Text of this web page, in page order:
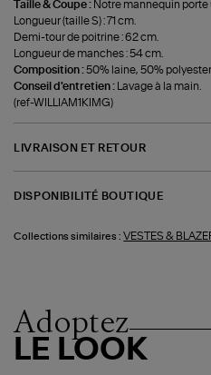
Taille & Coupe : Notre mannequin porte
Longueur (taille S) : 71 cm.
Demi-tour de poitrine : 62 cm.
Longueur de manches : 54 cm.
Composition :50% laine, 50% polyester.
Conseil d'entretien :
Lavage à la main.
(ref-WILLIAM1KIMG)
LIVRAISON ET RETOUR
DISPONIBILITÉ BOUTIQUE
Collections similaires : VESTES &
Adoptez
LE LOOK